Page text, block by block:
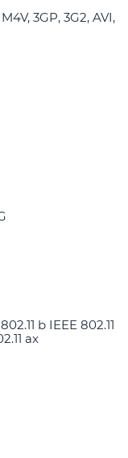
3GP, 3G2, AVI,
b IEEE 802.11
ax